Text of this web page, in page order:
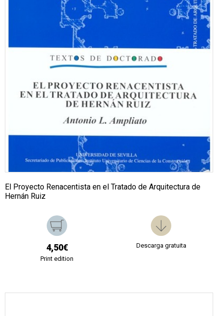
El Proyecto Renacentista en el Tratado de Arquitectura de
Hernán Ruiz
4,50€
Print edition
Descarga gratuita